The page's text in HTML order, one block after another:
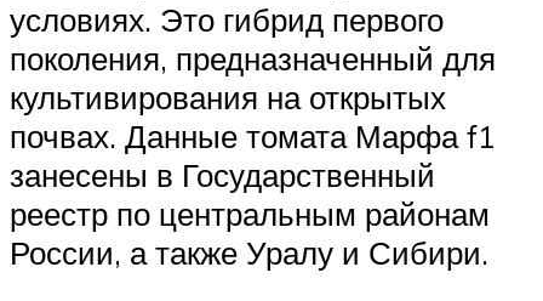
условиях. Это гибрид первого
поколения, предназначенный для
культивирования на открытых
почвах. Данные томата Марфа f1
занесены в Государственный
реестр по центральным районам
России, а также Уралу и Сибири.